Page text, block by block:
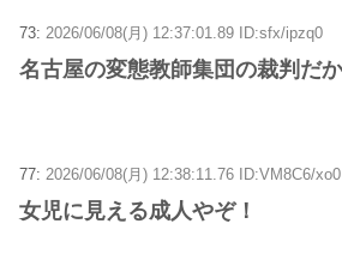
73: 2026/06/08(月) 12:37:01.89 ID:sfx/ipzq0
名古屋の変態教師集団の裁判だ
77: 2026/06/08(月) 12:38:11.76 ID:VM8C6/xo0
女児に見える成人やぞ！